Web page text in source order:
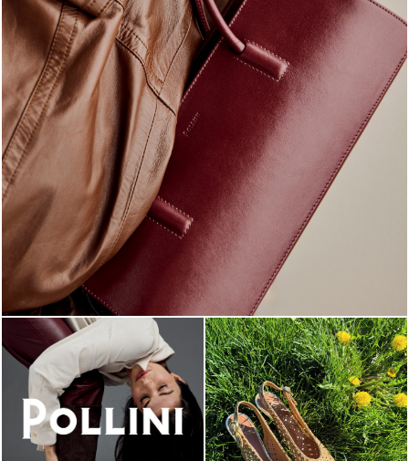
Classy, sassy, trendy - the new Pollini Lady Bag is ...